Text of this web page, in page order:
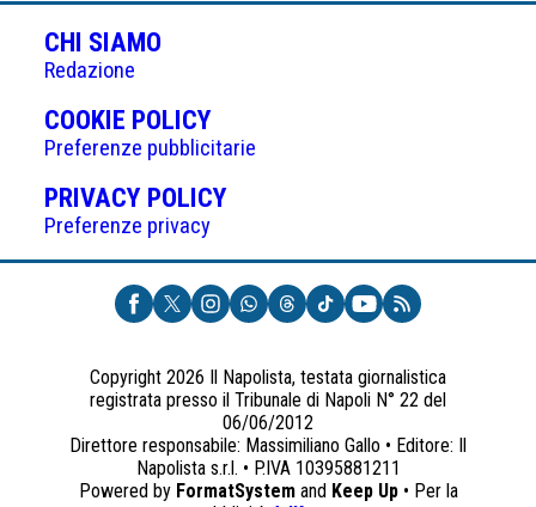
CHI SIAMO
Redazione
COOKIE POLICY(APRE
IN
UNA
NUOVA
Preferenze pubblicitarie
PRIVACY POLICY(APRE
UNA
NUOVA
SCHEDA)
Preferenze privacy
Copyright 2026 Il Napolista, testata giornalistica
registrata presso il Tribunale di Napoli N° 22 del
06/06/2012
Direttore responsabile: Massimiliano Gallo • Editore: Il
Napolista s.r.l. • P.IVA 10395881211
Powered by FormatSystemand Keep Up• Per la